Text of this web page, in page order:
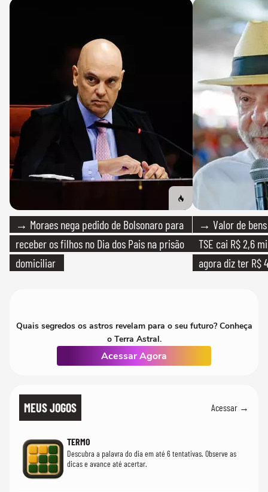
→ Moraes nega pedido de Bolsonaro para
receber os filhos no Dia dos Pais na prisão
domiciliar
→ Valor de
TSE cai R$ 2,6
agora diz ter R$
Quais segredos os astros revelam para o seu futuro? Conheça
o Terra Astral.
Acessar Agora
MEUS JOGOS Acessar →
TERMO
Descubra a palavra do dia em até 6 tentativas. Observe as
dicas e avance até acertar.